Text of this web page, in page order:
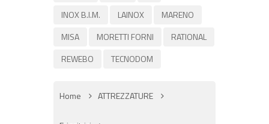
INOX B.I.M.
LAINOX
MARENO
MISA
MORETTI FORNI
RATIONAL
REWEBO
TECNODOM
Home ATTREZZATURE